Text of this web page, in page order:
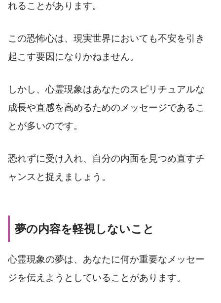
れることがあります。
この恐怖心は、現実世界においても不安を引き
起こす要因になりかねません。
しかし、心霊現象はあなたのスピリチュアルな
成長や直感を高めるためのメッセージであるこ
とが多いのです。
恐れずに受け入れ、自分の内面を見つめ直すチ
ャンスと捉えましょう。
夢の内容を軽視しないこと
心霊現象の夢は、あなたに何か重要なメッセー
ジを伝えようとしていることがあります。